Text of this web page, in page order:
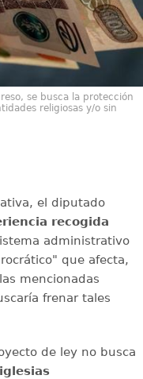
se busca la protección
religiosas y/o sin
el diputado
recogida
administrativo
que afecta,
mencionadas
frenar tales
de ley no busca